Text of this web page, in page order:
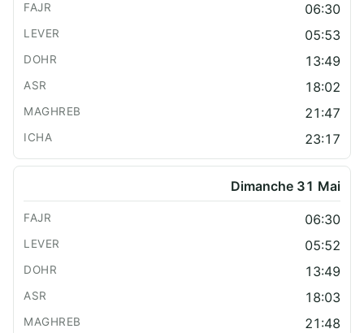
06:30
05:53
13:49
18:02
21:47
23:17
Dimanche 31 Mai
06:30
05:52
13:49
18:03
21:48